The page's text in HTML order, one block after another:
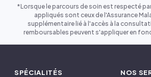
*Lorsque le parcours de soin est respecté
appliqués sont ceux de l'Assurance
supplémentaire lié à l'accès à la
remboursables peuvent s'appliquer en
SPÉCIALITÉS NOS